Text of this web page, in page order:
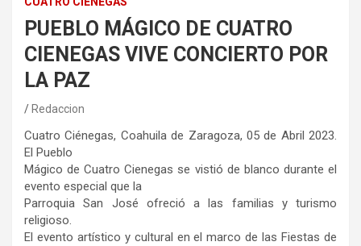
PUEBLO MÁGICO DE CUATRO
CIENEGAS VIVE CONCIERTO POR
LA PAZ
Redaccion
Cuatro Ciénegas, Coahuila de Zaragoza, 05 de Abril 2023.
El Pueblo
Mágico de Cuatro Cienegas se vistió de blanco durante el
evento especial que la
Parroquia San José ofreció a las familias y turismo
religioso.
El evento artístico y cultural en el marco de las Fiestas de